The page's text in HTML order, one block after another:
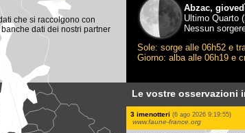
che si raccolgono con
dati dei nostri partner
Abzac,
Ultimo Quarto
Nessun
Sole: sorge alle 06h52 e
Giorno: alba alle 06h19 e
Le vostre osservazioni
4 uccelli (6 ago 2026 9:20:26)
www.ornitho.de